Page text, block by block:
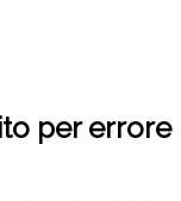
per errore